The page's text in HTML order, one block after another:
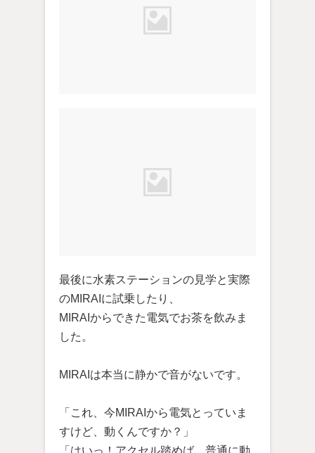
最後に水素ステーションの見学と実際
のMIRAIに試乗したり、
MIRAIからできた電気でお茶を飲みま
した。
MIRAIは本当に静かで音がないです。
「これ、今MIRAIから電気とっていま
すけど、動くんですか？」